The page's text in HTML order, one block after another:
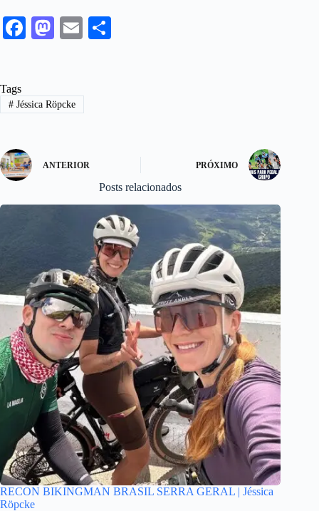
Fa
ok
M
do
n
E
Tags
#Jéssica Röpcke
ANTERIOR PRÓXIMO
Posts relacionados
RECON BIKINGMAN BRASIL SERRA GERAL | Jéssica
Röpcke